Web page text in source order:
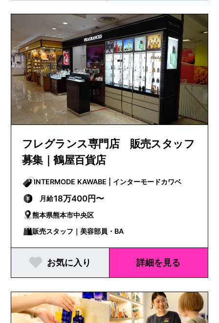
フレグランス専門店 販売スタッフ
募集｜鶴屋百貨店
INTERMODE KAWABE | インターモードカワベ
月給18万400円〜
熊本県熊本市中央区
販売スタッフ｜美容部員・BA
お気に入り 詳細を見る